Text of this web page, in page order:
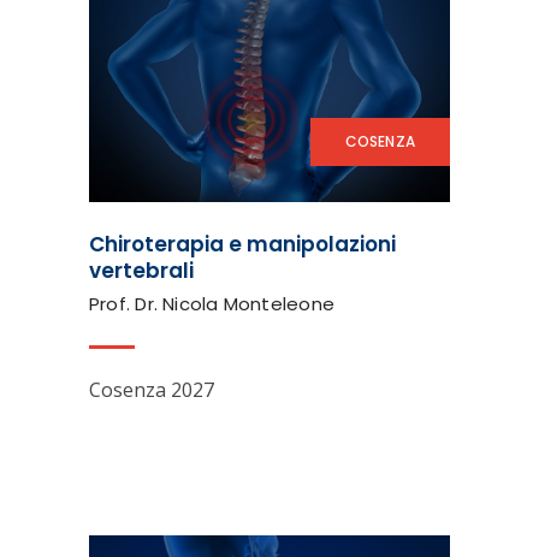
COSENZA
Chiroterapia e manipolazioni
vertebrali
Prof. Dr. Nicola Monteleone
Cosenza 2027